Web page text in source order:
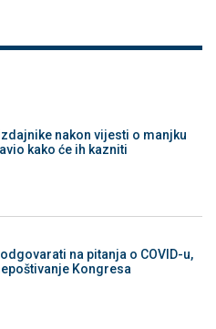
nakon vijesti o manjku
kako će ih kazniti
na pitanja o COVID-u,
Kongresa